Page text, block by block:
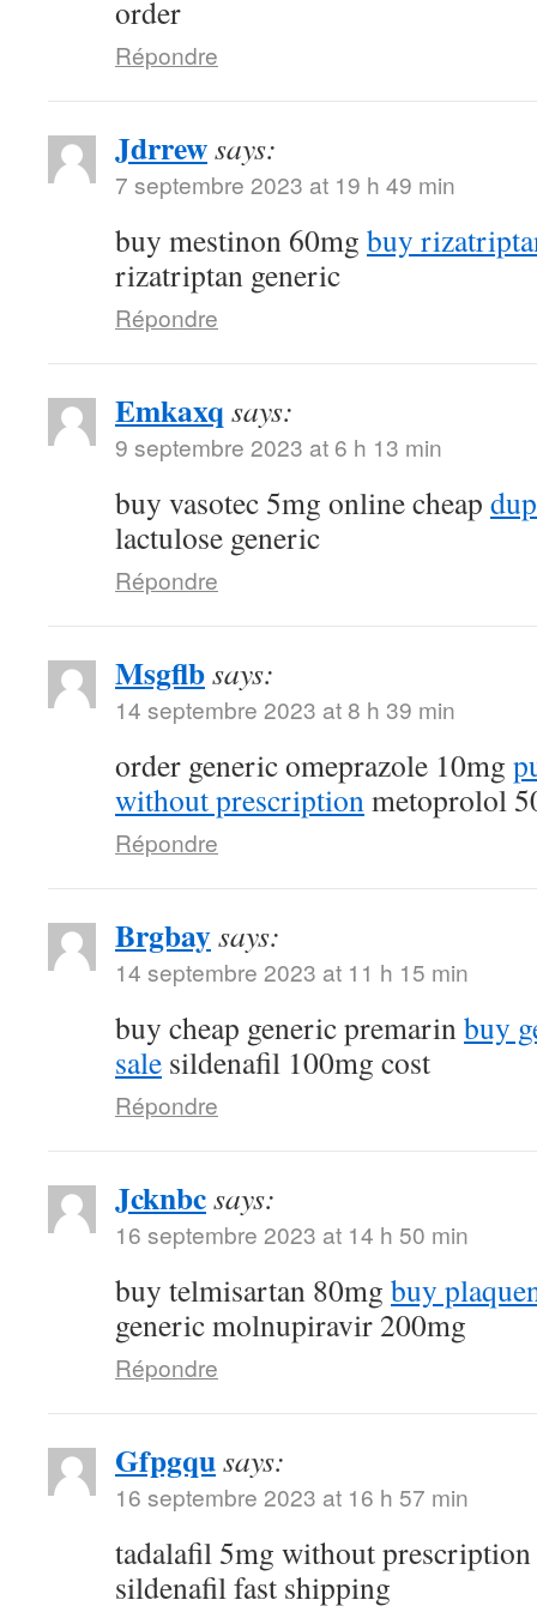
order
Répondre
Jdrrewsays:
7 septembre 2023 at 19 h 49 min
buy mestinon 60mg buy
rizatriptan generic
Répondre
Emkaxq says:
9 septembre 2023 at 6 h 13 min
buy vasotec 5mg online cheap
lactulose generic
Répondre
Msgflbsays:
14 septembre 2023 at 8 h 39 min
order generic omeprazole 10mg
without prescriptionmetoprolol
Répondre
Brgbaysays:
14 septembre 2023 at 11 h 15 min
buy cheap generic premarinbuy
sale sildenafil 100mg cost
Répondre
Jcknbcsays:
16 septembre 2023 at 14 h 50 min
buy telmisartan 80mg buy
generic molnupiravir 200mg
Répondre
Gfpgqusays:
16 septembre 2023 at 16 h 57 min
tadalafil 5mg without prescription
sildenafil fast shipping